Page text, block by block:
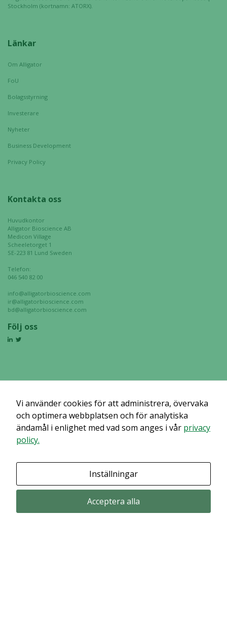
Stockholm (kortnamn: ATORX).
Länkar
Om Alligator
FoU
Bolagsstyrning
Investerare
Nyheter
Business Development
Privacy Policy
Kontakta oss
Huvudkontor
Alligator Bioscience AB
Medicon Village
Scheeletorget 1
SE-223 81 Lund Sweden
Telefon:
046 540 82 00
info@alligatorbioscience.com
ir@alligatorbioscience.com
bd@alligatorbioscience.com
Följ oss
Vi använder cookies för att administrera, övervaka
och optimera webbplatsen och för analytiska
ändamål i enlighet med vad som anges i vår privacy
policy.
Inställningar
Acceptera alla